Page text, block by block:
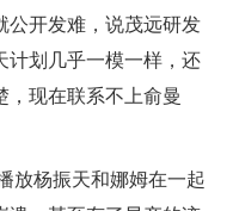
公开发难，说茂远研发
计划几乎一模一样，还
，现在联系不上俞曼
杨振天和娜姆在一起